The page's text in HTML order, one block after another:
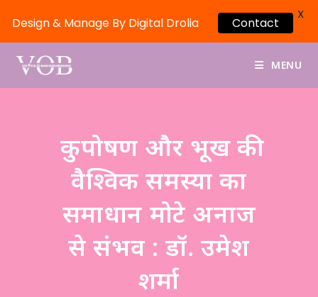
MENU
कुपोषण और भूख की
वैश्विक समस्या का
समाधान मोटे अनाज
से संभव : डॉ. उमेश
शर्मा
Design & Manage By Digital Drolia Contact
X